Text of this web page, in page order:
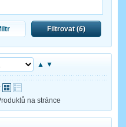
Filtrovat (6)
▲ ▼
na stránce